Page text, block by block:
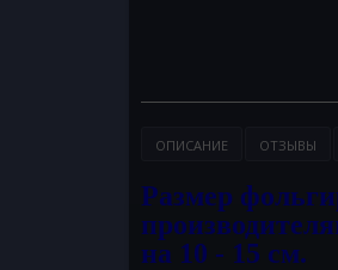
ОПИСАНИЕ ОТЗЫВЫ
Размер
на 10 - 15 см.